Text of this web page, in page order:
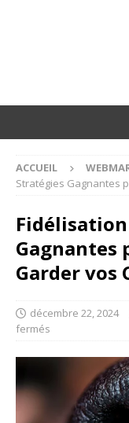
ACCUEIL
Stratégies Gagnantes
Fidélisation
Gagnantes
Garder vos
décembre 22, 2024
fermés